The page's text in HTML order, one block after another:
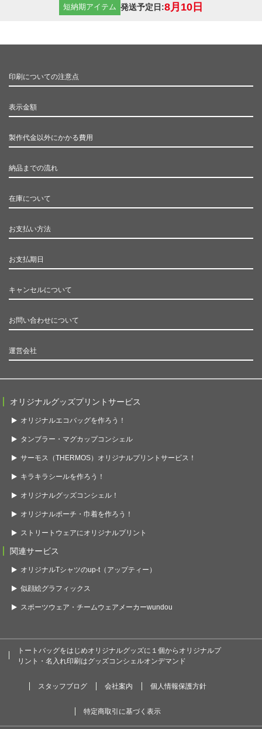
短納期アイテム 発送予定日:8月10日
印刷についての注意点
表示金額
製作代金以外にかかる費用
納品までの流れ
在庫について
お支払い方法
お支払期日
キャンセルについて
お問い合わせについて
運営会社
オリジナルグッズプリントサービス
オリジナルエコバッグを作ろう！
タンブラー・マグカップコンシェル
サーモス（THERMOS）オリジナルプリントサービス！
キラキラシールを作ろう！
オリジナルグッズコンシェル！
オリジナルポーチ・巾着を作ろう！
ストリートウェアにオリジナルプリント
関連サービス
オリジナルTシャツのup-t（アップティー）
似顔絵グラフィックス
スポーツウェア・チームウェアメーカーwundou
トートバッグをはじめオリジナルグッズに１個からオリジナルプ
リント・名入れ印刷はグッズコンシェルオンデマンド
スタッフブログ 会社案内 個人情報保護方針
特定商取引に基づく表示